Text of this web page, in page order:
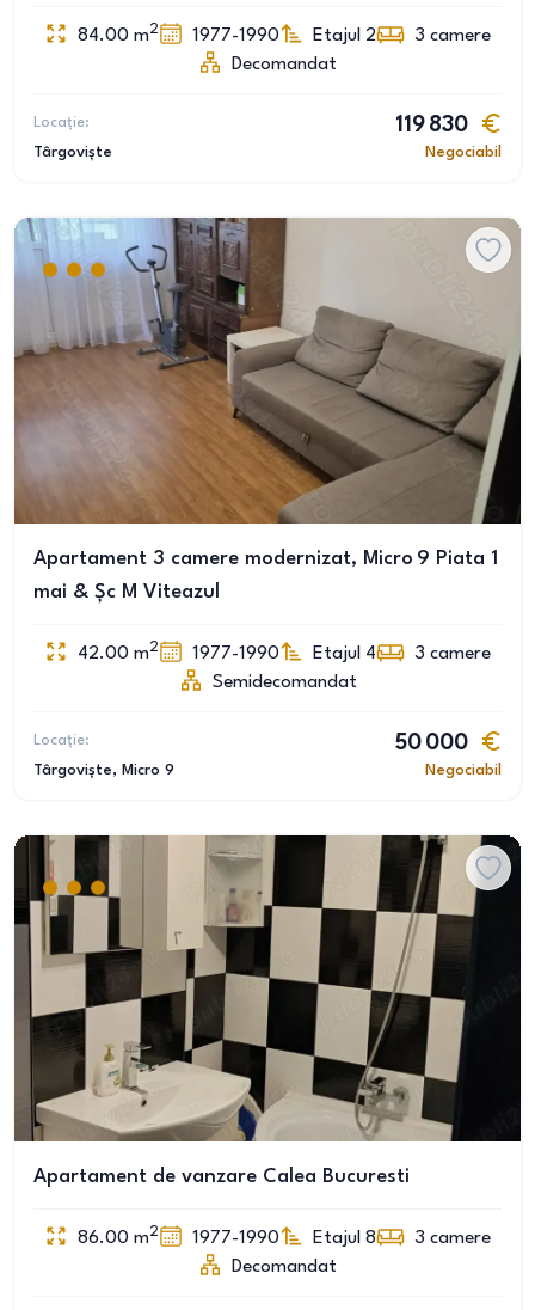
84.00 m2 1977-1990 Etajul 2 3 camere
Decomandat
Locație:
Târgoviște
119 830
Negociabil
Apartament 3 camere modernizat, Micro 9 Piata 1
mai & Șc M Viteazul
42.00 m2 1977-1990 Etajul 4 3 camere
Semidecomandat
Locație:
Târgoviște, Micro 9
50 000
Negociabil
Apartament de vanzare Calea Bucuresti
86.00 m2 1977-1990 Etajul 8 3 camere
Decomandat